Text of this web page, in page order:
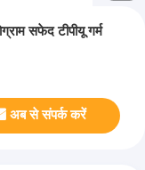
सफेद टीपीयू गर्म
अब से संपर्क करें